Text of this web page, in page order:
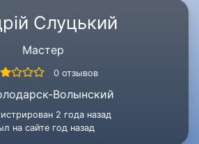
Слуцький
Мастер
0 отзывов
Волынский
2 года назад
на сайте год назад